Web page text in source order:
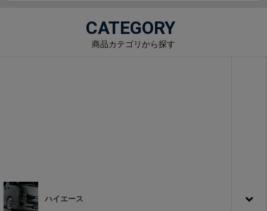
CATEGORY
商品カテゴリから探す
ハイエース